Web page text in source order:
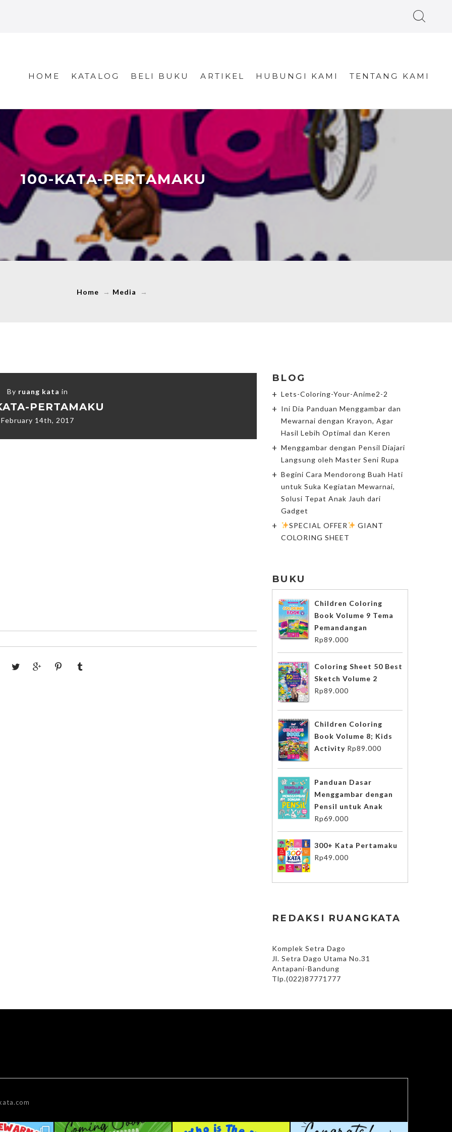
HOME KATALOG BELI BUKU ARTIKEL HUBUNGI KAMI TENTANG KAMI
100-KATA-PERTAMAKU
Home → Media →
By ruang kata in
PERTAMAKU
February 14th, 2017
BLOG
Lets-Coloring-Your-Anime2-2
Ini Dia Panduan Menggambar dan
Mewarnai dengan Krayon, Agar
Hasil Lebih Optimal dan Keren
Menggambar dengan Pensil Diajari
Langsung oleh Master Seni Rupa
Begini Cara Mendorong Buah Hati
untuk Suka Kegiatan Mewarnai,
Solusi Tepat Anak Jauh dari
Gadget
SPECIAL OFFER
GIANT
COLORING SHEET
BUKU
Children Coloring
Book Volume 9 Tema
Pemandangan
Rp89.000
Coloring Sheet 50 Best
Sketch Volume 2
Rp89.000
Children Coloring
Book Volume 8; Kids
Activity Rp89.000
Panduan Dasar
Menggambar dengan
Pensil untuk Anak
Rp69.000
300+ Kata Pertamaku
Rp49.000
REDAKSI RUANGKATA
Komplek Setra Dago
Jl. Setra Dago Utama No.31
Antapani-Bandung
Tlp.(022)87771777